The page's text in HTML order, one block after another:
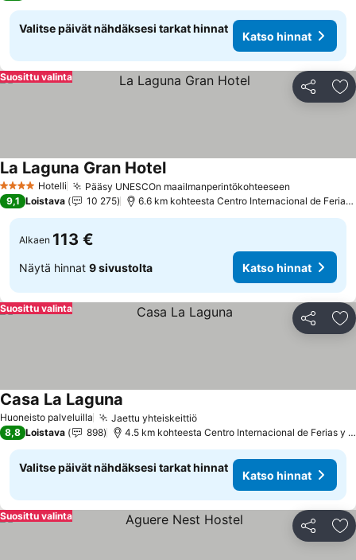
Valitse päivät nähdäksesi tarkat hinnat
Katso hinnat
Jaa
Suosittu valinta
4 Tähtiluokitus
Hotelli Pääsy UNESCOn maailmanperintökohteeseen
La Laguna Gran HotelKatso hinnat
9,1 Loistava 10 275 6.6 km kohteesta Centro Internacional de Ferias
Alkaen 113 €
Näytä hinnat 9 sivustolta Katso hinnat
Jaa
Suosittu valinta
Huoneisto palveluilla Jaettu yhteiskeittiöKatso hinnat
Casa La Laguna
8,8 Loistava 898 4.5 km kohteesta Centro Internacional de Ferias y
Valitse päivät nähdäksesi tarkat hinnat
Katso hinnat
Jaa
Suosittu valinta